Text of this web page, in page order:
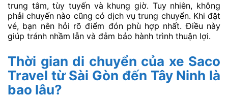
trung tâm, tùy tuyến và khung giờ. Tuy nhiên, không
phải chuyến nào cũng có dịch vụ trung chuyển. Khi đặt
vé, bạn nên hỏi rõ điểm đón phù hợp nhất. Điều này
giúp tránh nhầm lẫn và đảm bảo hành trình thuận lợi.
Thời gian di chuyển của xe Saco
Travel từ Sài Gòn đến Tây Ninh là
bao lâu?